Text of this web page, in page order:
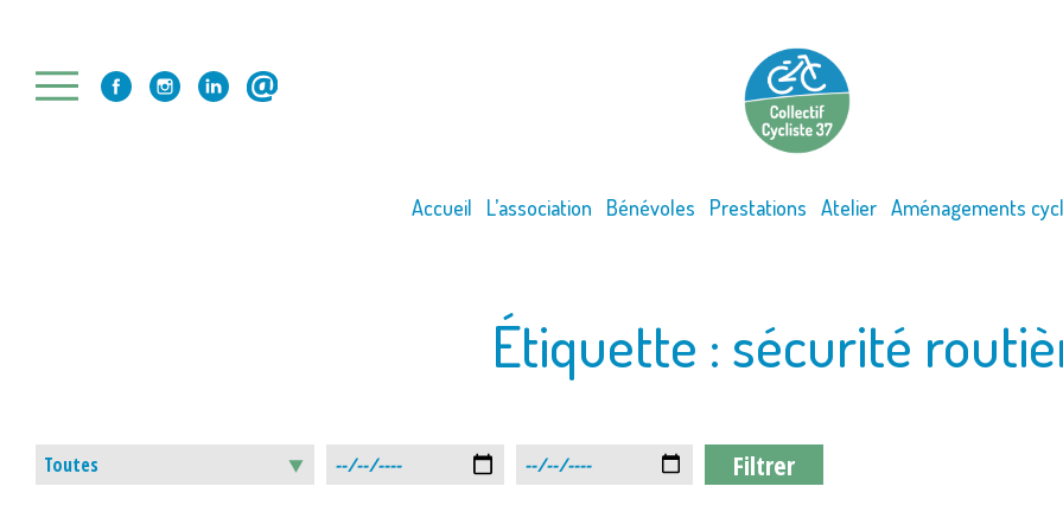
content
Accueil L’association Bénévoles Prestations Atelier Aménagements
Étiquette : sécurité